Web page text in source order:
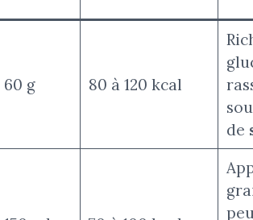
60 g 80 à 120 kcal
de